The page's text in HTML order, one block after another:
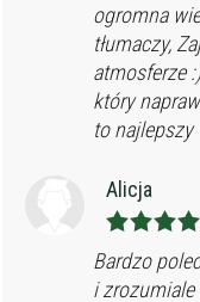
ogromna
tłumaczy,
atmosferze
który
to najlepszy
Alicja
Bardzo
i zrozumiale